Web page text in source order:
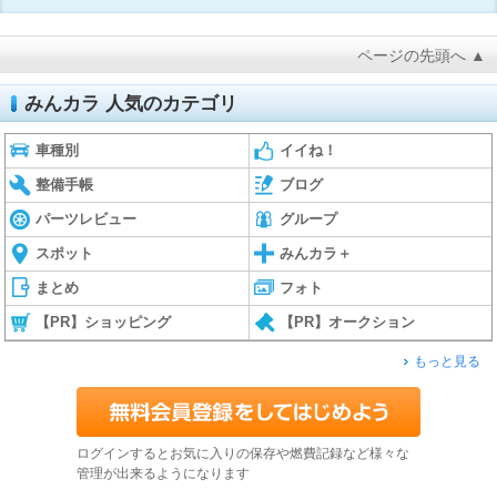
ページの先頭へ ▲
みんカラ 人気のカテゴリ
車種別 イイね！
整備手帳 ブログ
パーツレビュー グループ
スポット みんカラ＋
まとめ フォト
【PR】ショッピング 【PR】オークション
もっと見る
ログインするとお気に入りの保存や燃費記録など様々な
管理が出来るようになります